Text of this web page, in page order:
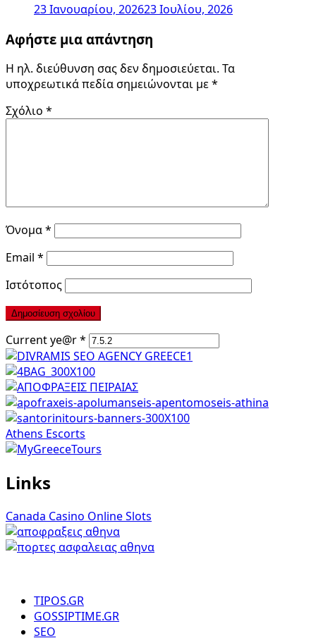
23 Ιανουαρίου, 202623 Ιουλίου, 2026
Αφήστε μια απάντηση
Η ηλ. διεύθυνση σας δεν δημοσιεύεται. Τα
υποχρεωτικά πεδία σημειώνονται με*
Σχόλιο *
Όνομα*
Email *
Ιστότοπος
Current ye@r*
Athens Escorts
Links
Canada Casino Online Slots
TIPOS.GR
GOSSIPTIME.GR
SEO